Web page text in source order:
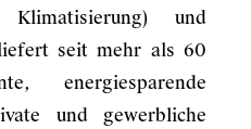
und
seit mehr als 60
energiesparende
und gewerbliche